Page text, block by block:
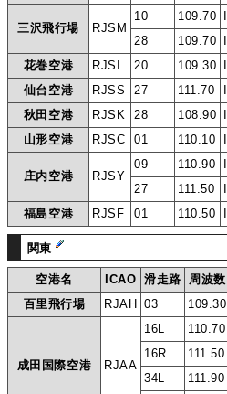
三沢飛行場 RJSM
10 109.70
28
109.70
花巻空港
RJSI 20 109.30
仙台空港
RJSS 27 111.70
秋田空港
RJSK 28 108.90
山形空港
RJSC 01 110.10
庄内空港 RJSY
09 110.90
27
111.50
福島空港
RJSF 01 110.50
関東
空港名 ICAO 滑走路 周波数
百里飛行場
RJAH 03 109.30
成田国際空港 RJAA
16L 110.70
16R
111.50
34L
111.90